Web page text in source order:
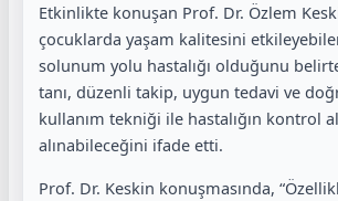
Etkinlikte konuşan Prof. Dr. Özlem
çocuklarda yaşam kalitesini
solunum yolu hastalığı olduğunu
tanı, düzenli takip, uygun tedavi ve
kullanım tekniği ile hastalığın kontrol
alınabileceğini ifade etti.
Prof. Dr. Keskin konuşmasında,